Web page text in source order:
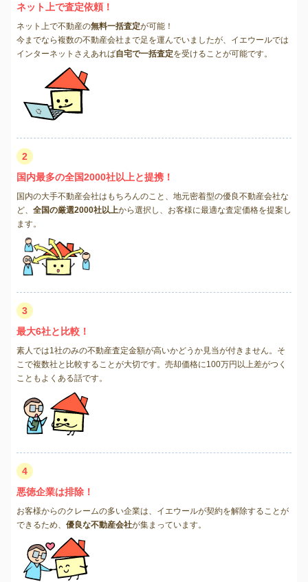
ネット上で査定依頼！
ネット上で不動産の無料一括査定が可能！
今までなら複数の不動産会社まで足を運んでいましたが、イエウールでは
インターネットさえあれば自宅で一括査定を受けることが可能です。
2
国内最多の全国2000社以上と提携！
国内の大手不動産会社はもちろんのこと、地元密着型の優良不動産会社な
ど、 全国の厳選2000社以上から選択し、お客様に最適な査定価格を提案し
ます。
3
最大6社と比較！
素人では1社のみの不動産査定金額が高いかどうか見当が付きません。そ
こで複数社と比較することが大切です。売却価格に100万円以上差がつく
こともよくある話です。
4
悪徳企業は排除！
お客様からのクレームの多い企業は、イエウールが契約を解除することが
できるため、 優良な不動産会社が集まっています。